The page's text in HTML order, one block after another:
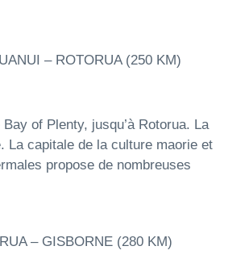
– ROTORUA (250 KM)
of Plenty, jusqu’à Rotorua. La
La capitale de la culture maorie et
propose de nombreuses
– GISBORNE (280 KM)